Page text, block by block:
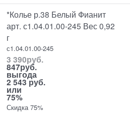
*Колье р.38 Белый Фианит
арт. с1.04.01.00-245 Вес 0,92
г
с1.04.01.00-245
3 390руб.
847руб.
выгода
2 543 руб.
или
75%
Скидка 75%